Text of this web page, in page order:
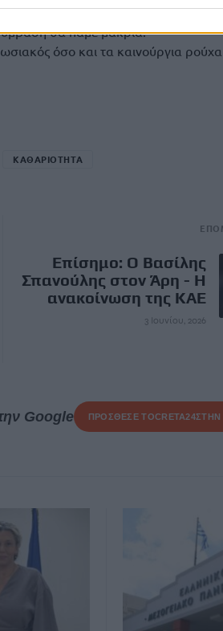
θα πάμε μακριά.
όσο και τα καινούργια
ΚΑΘΑΡΙΟΤΗΤΑ
Επίσημο: Ο Βασίλης
Σπανούλης στον Άρη - Η
ανακοίνωση της ΚΑΕ
3 Ιουνίου, 2026
Google ΠΡΟΣΘΕΣΕ ΤΟCRETA24ΣΤΗΝ